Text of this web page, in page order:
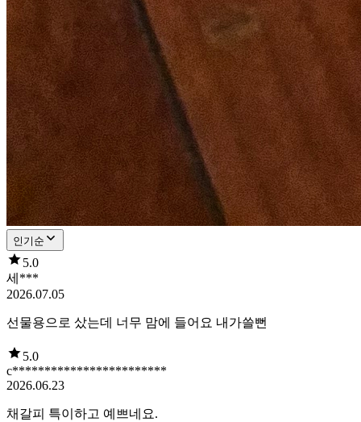
인기순
5.0
세***
2026.07.05
선물용으로 샀는데 너무 맘에 들어요 내가쓸뻔
5.0
c************************
2026.06.23
채갈피 특이하고 예쁘네요.